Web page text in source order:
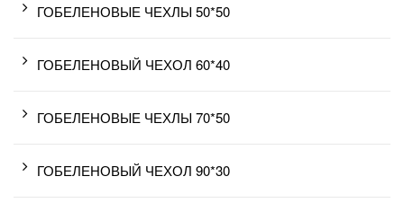
ГОБЕЛЕНОВЫЕ ЧЕХЛЫ 50*50
ГОБЕЛЕНОВЫЙ ЧЕХОЛ 60*40
ГОБЕЛЕНОВЫЕ ЧЕХЛЫ 70*50
ГОБЕЛЕНОВЫЙ ЧЕХОЛ 90*30